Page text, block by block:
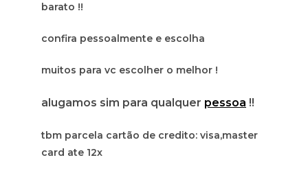
barato !!
confira pessoalmente e escolha
muitos para vc escolher o melhor !
alugamos sim para qualquer pessoa !!
tbm parcela cartão de credito: visa,master
card ate 12x